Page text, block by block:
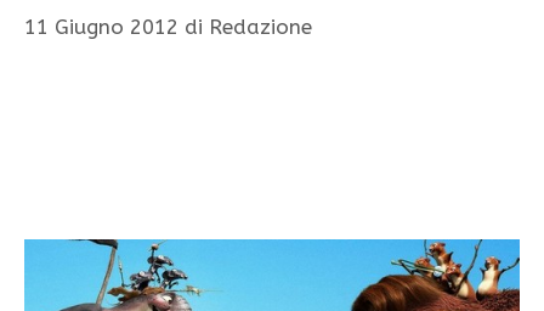
11 Giugno 2012 di Redazione